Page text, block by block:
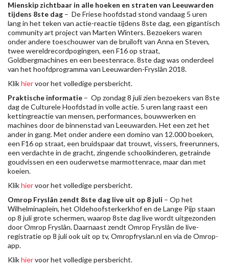
Mienskip zichtbaar in alle hoeken en straten van Leeuwarden
tijdens 8ste dag – De Friese hoofdstad stond vandaag 5 uren
lang in het teken van actie-reactie tijdens 8ste dag, een gigantisch
community art project van Marten Winters. Bezoekers waren
onder andere toeschouwer van de bruiloft van Anna en Steven,
twee wereldrecordpogingen, een F16 op straat,
Goldbergmachines en een beestenrace. 8ste dag was onderdeel
van het hoofdprogramma van Leeuwarden-Fryslân 2018.
Klikhiervoor het volledige persbericht.
Praktische informatie – Op zondag 8 juli zien bezoekers van 8ste
dag de Culturele Hoofdstad in volle actie. 5 uren lang raast een
kettingreactie van mensen, performances, bouwwerken en
machines door de binnenstad van Leeuwarden. Het een zet het
ander in gang. Met onder andere een domino van 12.000 boeken,
een F16 op straat, een bruidspaar dat trouwt, vissers, freerunners,
een verdachte in de gracht, zingende schoolkinderen, getrainde
goudvissen en een ouderwetse marmottenrace, maar dan met
koeien.
Klikhiervoor het volledige persbericht.
Omrop Fryslân zendt 8ste dag live uit op 8 juli – Op het
Wilhelminaplein, het Oldehoofsterkerkhof en de Lange Pijp staan
op 8 juli grote schermen, waarop 8ste dag live wordt uitgezonden
door Omrop Fryslân. Daarnaast zendt Omrop Fryslân de live-
registratie op 8 juli ook uit op tv, Omropfryslan.nl en via de Omrop-
app.
Klikhiervoor het volledige persbericht.